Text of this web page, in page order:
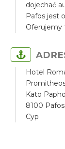
dojechać
Pafos jest
Oferujemy
Hotel
Kato
8100 Pafos
Cyp